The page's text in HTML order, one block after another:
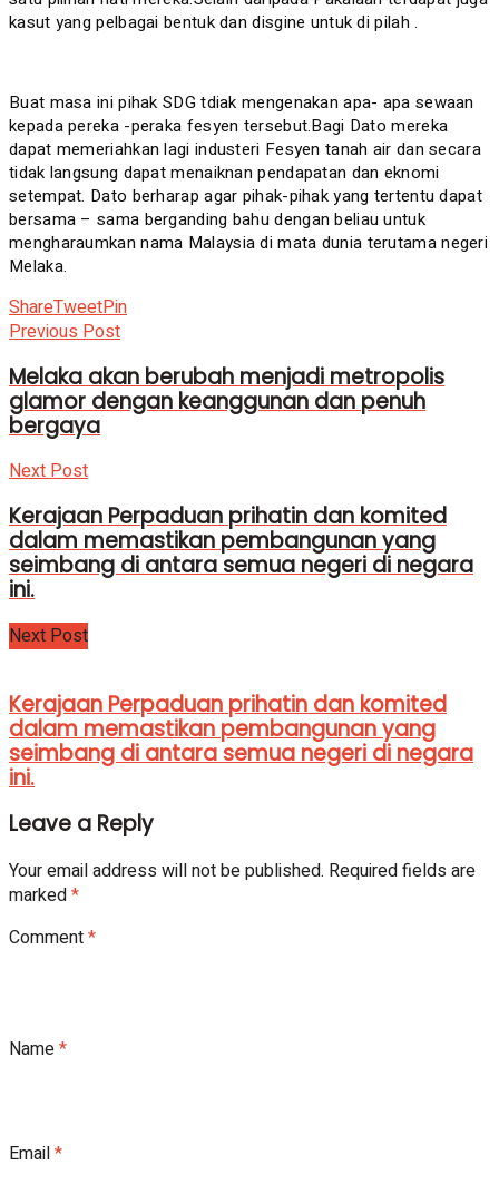
kasut yang pelbagai bentuk dan disgine untuk di pilah .
Buat masa ini pihak SDG tdiak mengenakan apa- apa sewaan
kepada pereka -peraka fesyen tersebut.Bagi Dato mereka
dapat memeriahkan lagi industeri Fesyen tanah air dan secara
tidak langsung dapat menaiknan pendapatan dan eknomi
setempat. Dato berharap agar pihak-pihak yang tertentu dapat
bersama – sama berganding bahu dengan beliau untuk
mengharaumkan nama Malaysia di mata dunia terutama negeri
Melaka.
ShareTweetPin
Previous Post
Melaka akan berubah menjadi metropolis
glamor dengan keanggunan dan penuh
bergaya
Next Post
Kerajaan Perpaduan prihatin dan komited
dalam memastikan pembangunan yang
seimbang di antara semua negeri di negara
ini.
Next Post
Kerajaan Perpaduan prihatin dan komited
dalam memastikan pembangunan yang
seimbang di antara semua negeri di negara
ini.
Leave a Reply
Your email address will not be published. Required fields are
marked*
Comment*
Name*
Email*